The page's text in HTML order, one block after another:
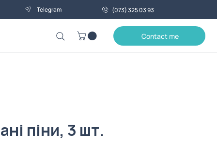
Telegram (073) 325 03 93
Contact me
піни, 3 шт.